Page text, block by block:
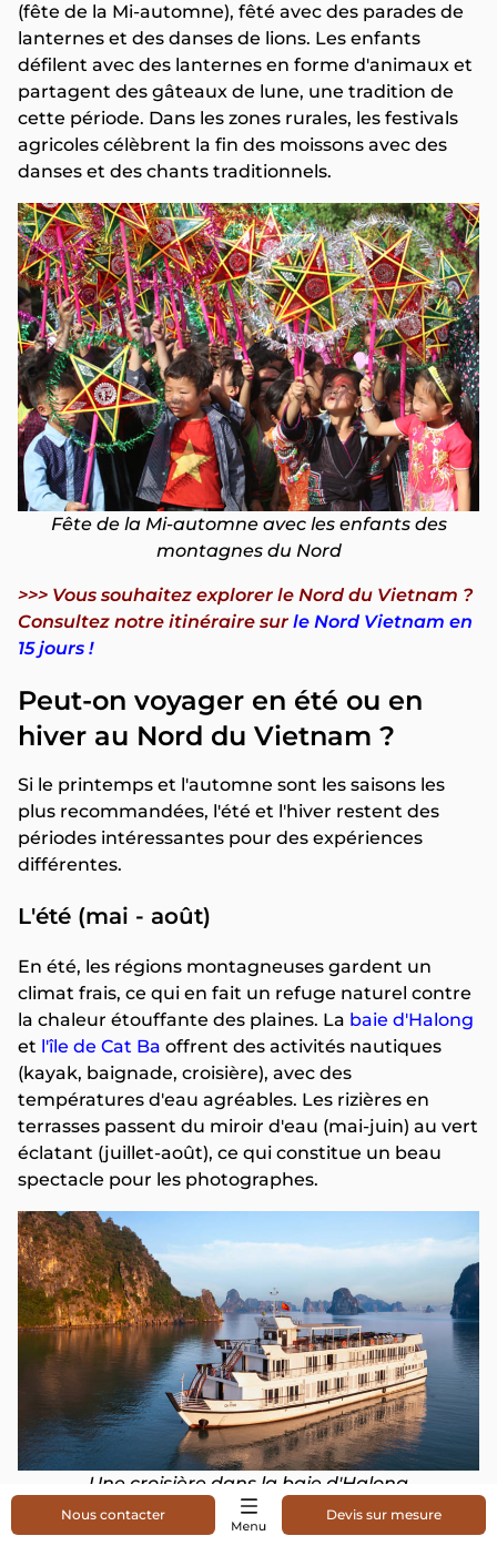
(fête de la Mi-automne), fêté avec des parades de
lanternes et des danses de lions. Les enfants
défilent avec des lanternes en forme d'animaux et
partagent des gâteaux de lune, une tradition de
cette période. Dans les zones rurales, les festivals
agricoles célèbrent la fin des moissons avec des
danses et des chants traditionnels.
Fête de la Mi-automne avec les enfants des
montagnes du Nord
>>> Vous souhaitez explorer le Nord du Vietnam ?
Consultez notre itinéraire sur le Nord Vietnam en
15 jours !
Peut-on voyager en été ou en
hiver au Nord du Vietnam ?
Si le printemps et l'automne sont les saisons les
plus recommandées, l'été et l'hiver restent des
périodes intéressantes pour des expériences
différentes.
L'été (mai - août)
En été, les régions montagneuses gardent un
climat frais, ce qui en fait un refuge naturel contre
la chaleur étouffante des plaines. La baie d'Halong
et l'île de Cat Ba offrent des activités nautiques
(kayak, baignade, croisière), avec des
températures d'eau agréables. Les rizières en
terrasses passent du miroir d'eau (mai-juin) au vert
éclatant (juillet-août), ce qui constitue un beau
spectacle pour les photographes.
Une croisière dans la baie d'Halong
L'hiver (novembre - février)
Nous contacter Devis sur mesure